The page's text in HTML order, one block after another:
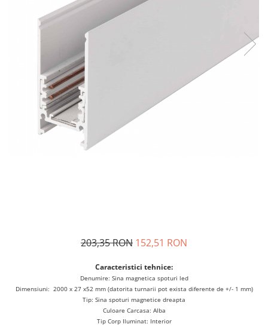
203,35 RON 152,51 RON
Caracteristici tehnice:
Denumire: Sina magnetica spoturi led
Dimensiuni: 2000 x 27 x52 mm (datorita turnarii pot exista diferente de +/- 1 mm)
Tip: Sina spoturi magnetice dreapta
Culoare Carcasa: Alba
Tip Corp Iluminat: Interior